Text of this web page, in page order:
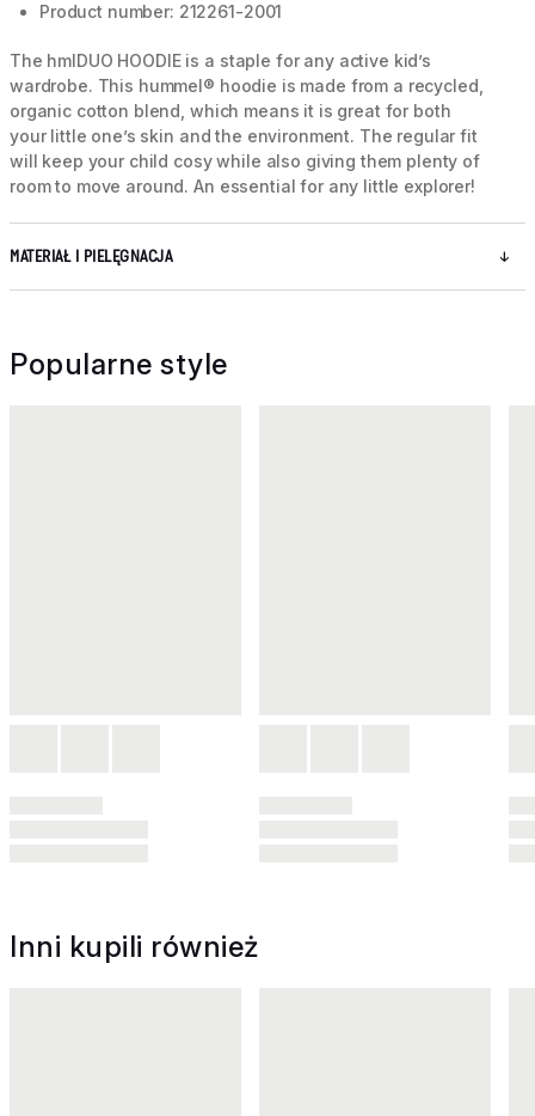
Product number: 212261-2001
The hmlDUO HOODIE is a staple for any active kid’s
wardrobe. This hummel® hoodie is made from a recycled,
organic cotton blend, which means it is great for both
your little one’s skin and the environment. The regular fit
will keep your child cosy while also giving them plenty of
room to move around. An essential for any little explorer!
MATERIAŁ I PIELĘGNACJA
Popularne style
Inni kupili również